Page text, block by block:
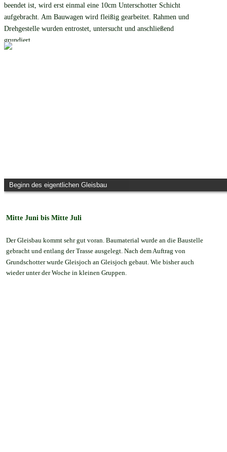
beendet ist, wird erst einmal eine 10cm Unterschotter Schicht
aufgebracht. Am Bauwagen wird fleißig gearbeitet. Rahmen und
Drehgestelle wurden entrostet, untersucht und anschließend
grundiert.
Beginn des eigentlichen Gleisbau
Mitte Juni bis Mitte Juli
Der Gleisbau kommt sehr gut voran. Baumaterial wurde an die Baustelle
gebracht und entlang der Trasse ausgelegt. Nach dem Auftrag von
Grundschotter wurde Gleisjoch an Gleisjoch gebaut. Wie bisher auch
wieder unter der Woche in kleinen Gruppen.